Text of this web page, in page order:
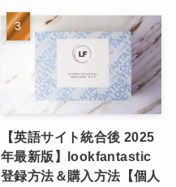
【英語サイト統合後 2025
年最新版】lookfantastic
登録方法＆購入方法【個人